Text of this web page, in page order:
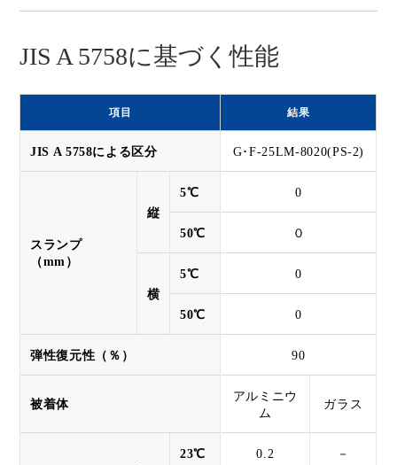
JIS A 5758に基づく性能
項目 結果
JIS A 5758による区分 G･F-25LM-8020(PS-2)
スランプ
（mm）
縦
5℃ 0
50℃ ０
横
5℃ 0
50℃ 0
弾性復元性（％） 90
被着体
アルミニウ
ム
ガラス
23℃ 0.2 －